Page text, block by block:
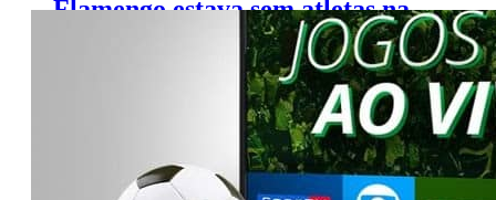
Flamengo estava sem atletas na
Olímpiada e clube responde